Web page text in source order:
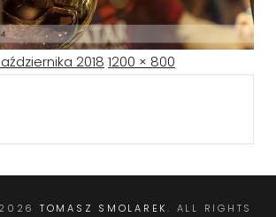
2018 Full
1200 × 800
TOMASZ SMOLAREK. ALL RIGHTS